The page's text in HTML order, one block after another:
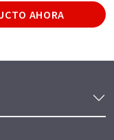
AHORA